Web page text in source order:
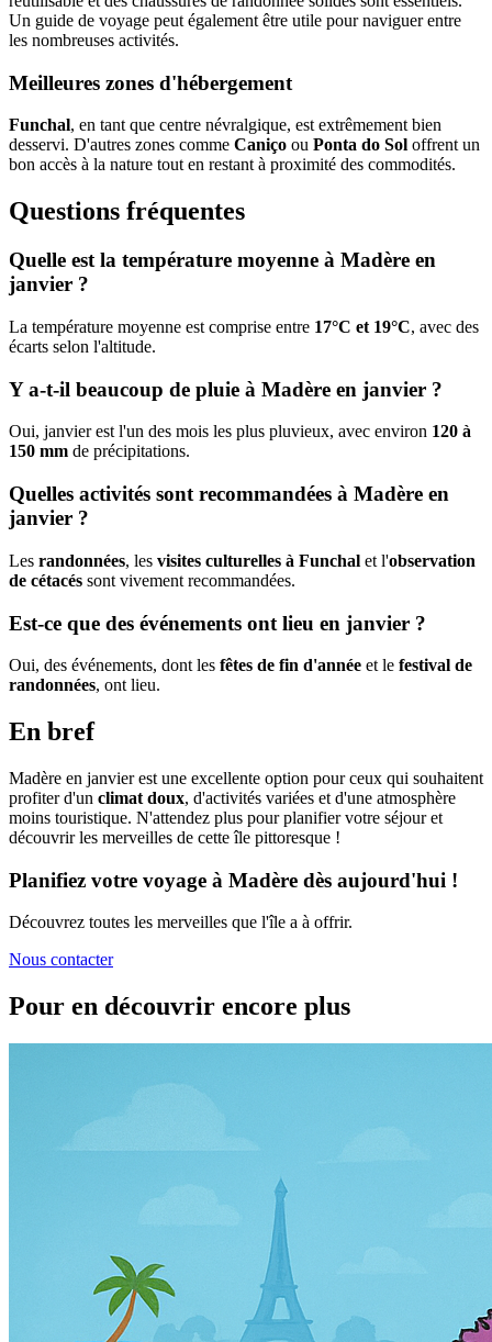
Un guide de voyage peut également être utile pour naviguer entre
les nombreuses activités.
Meilleures zones d'hébergement
Funchal, en tant que centre névralgique, est extrêmement bien
desservi. D'autres zones comme Caniço ou Ponta do Sol offrent un
bon accès à la nature tout en restant à proximité des commodités.
Questions fréquentes
Quelle est la température moyenne à Madère en
janvier ?
La température moyenne est comprise entre 17°C et 19°C, avec des
écarts selon l'altitude.
Y a-t-il beaucoup de pluie à Madère en janvier ?
Oui, janvier est l'un des mois les plus pluvieux, avec environ 120 à
150 mm de précipitations.
Quelles activités sont recommandées à Madère en
janvier ?
Les randonnées, les visites culturelles à Funchal et l'observation
de cétacés sont vivement recommandées.
Est-ce que des événements ont lieu en janvier ?
Oui, des événements, dont les fêtes de fin d'année et le festival de
randonnées, ont lieu.
En bref
Madère en janvier est une excellente option pour ceux qui souhaitent
profiter d'un climat doux, d'activités variées et d'une atmosphère
moins touristique. N'attendez plus pour planifier votre séjour et
découvrir les merveilles de cette île pittoresque !
Planifiez votre voyage à Madère dès aujourd'hui !
Découvrez toutes les merveilles que l'île a à offrir.
Nous contacter
Pour en découvrir encore plus